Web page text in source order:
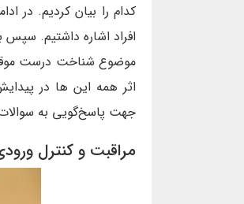
کدام را بیان کردیم. در
افراد اشاره داشتیم.
موضوع شناخت درست
اثر همه‌ این ها در
جهت پاسخ‌گویی به
مراقبت و کنترل